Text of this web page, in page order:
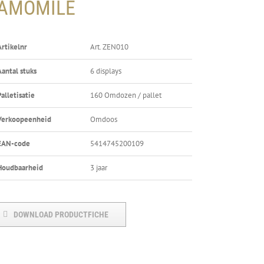
Art. ZEN010
stuks 6 displays
160 Omdozen / pallet
Omdoos
code 5414745200109
3 jaar
DOWNLOAD PRODUCTFICHE